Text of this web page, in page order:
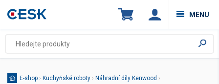
MENU
E-shop › Kuchyňské roboty › Náhradní díly Kenwood ›